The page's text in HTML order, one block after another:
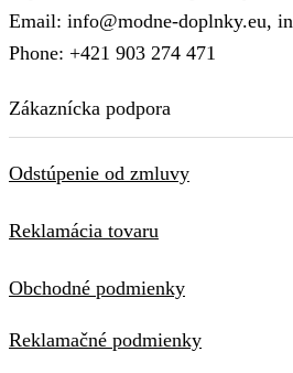
Email: info@modne-doplnky.eu,
Phone: +421 903 274 471
Zákaznícka podpora
Odstúpenie od zmluvy
Reklamácia tovaru
Obchodné podmienky
Reklamačné podmienky